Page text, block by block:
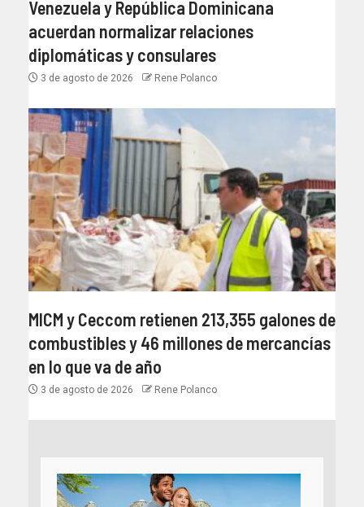
Venezuela y República Dominicana
acuerdan normalizar relaciones
diplomáticas y consulares
3 de agosto de 2026 Rene Polanco
MICM y Ceccom retienen 213,355 galones de
combustibles y 46 millones de mercancías
en lo que va de año
3 de agosto de 2026 Rene Polanco